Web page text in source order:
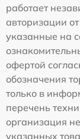
работает
авторизации
указанные на
офертой
обозначения
только в
перечень
организация
указанных